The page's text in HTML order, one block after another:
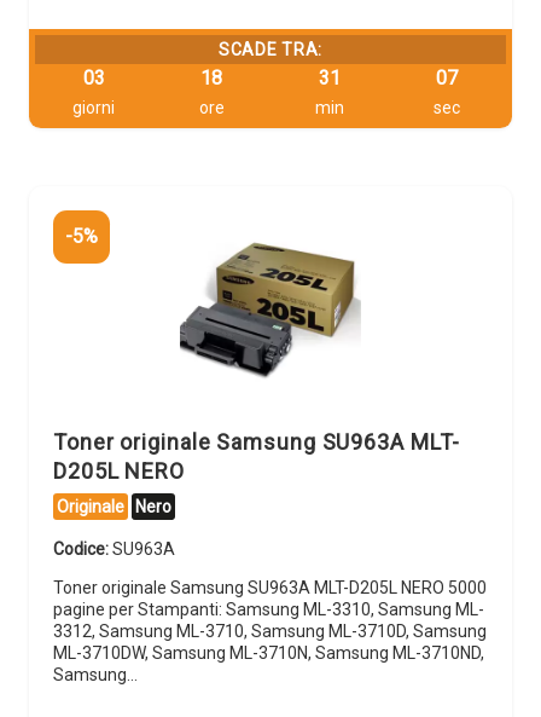
SCADE TRA:
03
giorni
18
ore
31
min
06
sec
-5%
Toner originale Samsung SU963A MLT-
D205L NERO
Originale Nero
Codice:SU963A
Toner originale Samsung SU963A MLT-D205L NERO 5000
pagine per Stampanti: Samsung ML-3310, Samsung ML-
3312, Samsung ML-3710, Samsung ML-3710D, Samsung
ML-3710DW, Samsung ML-3710N, Samsung ML-3710ND,
Samsung…